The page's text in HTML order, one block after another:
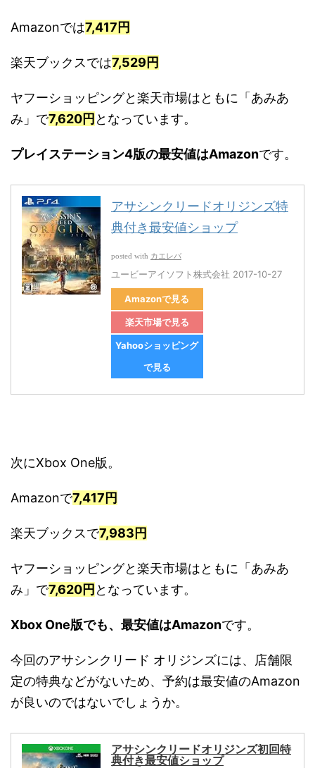
Amazonでは7,417円
楽天ブックスでは7,529円
ヤフーショッピングと楽天市場はともに「あみあ
み」で7,620円となっています。
プレイステーション4版の最安値はAmazonです。
アサシンクリードオリジンズ特
典付き最安値ショップ
posted with カエレバ
ユービーアイソフト株式会社 2017-10-27
Amazonで見る
楽天市場で見る
Yahooショッピング
で見る
次にXbox One版。
Amazonで7,417円
楽天ブックスで7,983円
ヤフーショッピングと楽天市場はともに「あみあ
み」で7,620円となっています。
Xbox One版でも、最安値はAmazonです。
今回のアサシンクリード オリジンズには、店舗限
定の特典などがないため、予約は最安値のAmazon
が良いのではないでしょうか。
アサシンクリードオリジンズ初回特
典付き最安値ショップ